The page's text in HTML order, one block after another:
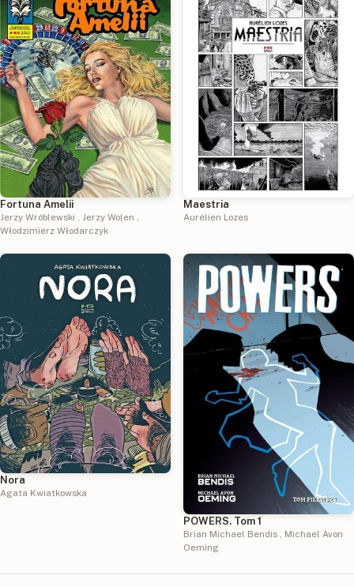
Fortuna Amelii
Jerzy Wróblewski , Jerzy Wolen ,
Włodzimierz Włodarczyk
Maestria
Aurélien Lozes
Nora
Agata Kwiatkowska
POWERS. Tom 1
Brian Michael Bendis
Michael Avon
Oeming